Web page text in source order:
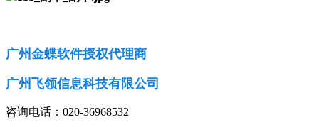
广州金蝶软件授权代理商
广州飞领信息科技有限公司
咨询电话：020-36968532